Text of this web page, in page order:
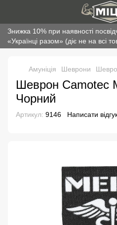
Знижка 10% при наявності
«Українці разом» (діє не на всі
Амуніція Шеврони
Шеврон Camotec
Чорний
Артикул: 9146 Написати